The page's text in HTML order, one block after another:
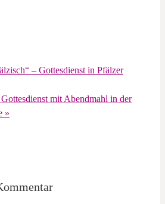
– Gottesdienst in Pfälzer
mit Abendmahl in der
»